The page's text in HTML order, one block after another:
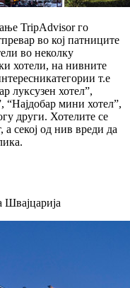
TripAdvisor го
во кој патниците
во неколку
хотели, на нивните
т.е
луксузен хотел”,
“Најдобар мини хотел”,
други. Хотелите се
а секој од нив вреди да
Швајцарија